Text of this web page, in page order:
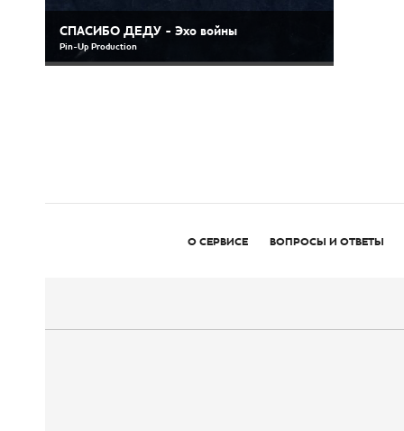
СПАСИБО ДЕДУ - Эхо войны
Pin-Up Production
О СЕРВИСЕ ВОПРОСЫ И ОТВЕТЫ